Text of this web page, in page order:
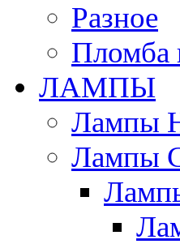
Разное
Пломба
ЛАМПЫ
Лампы
Лампы